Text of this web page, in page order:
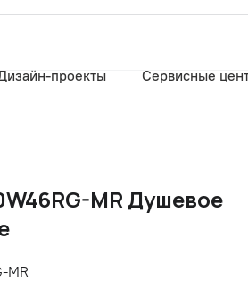
проекты Сервисные
MR Душевое
MR